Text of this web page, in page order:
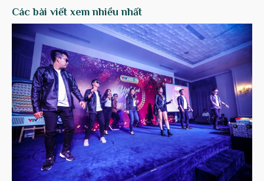
Các bài viết xem nhiều nhất